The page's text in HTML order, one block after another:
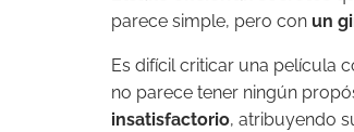
parece simple, pero con un
Es difícil criticar una película
no parece tener ningún
insatisfactorio, atribuyendo